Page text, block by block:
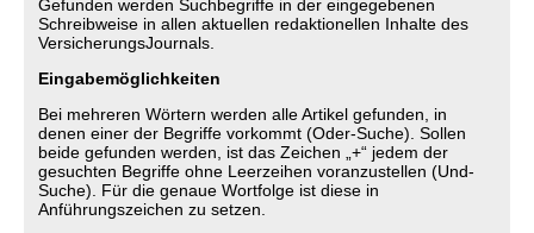
Gefunden werden Suchbegriffe in der eingegebenen
Schreibweise in allen aktuellen redaktionellen Inhalte des
VersicherungsJournals.
Eingabemöglichkeiten
Bei mehreren Wörtern werden alle Artikel gefunden, in
denen einer der Begriffe vorkommt (Oder-Suche). Sollen
beide gefunden werden, ist das Zeichen „+“ jedem der
gesuchten Begriffe ohne Leerzeihen voranzustellen (Und-
Suche). Für die genaue Wortfolge ist diese in
Anführungszeichen zu setzen.